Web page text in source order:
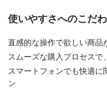
使いやすさへのこだ
直感的な操作で欲しい商品
スムーズな購入プロセス
スマートフォンでも快適に
ン